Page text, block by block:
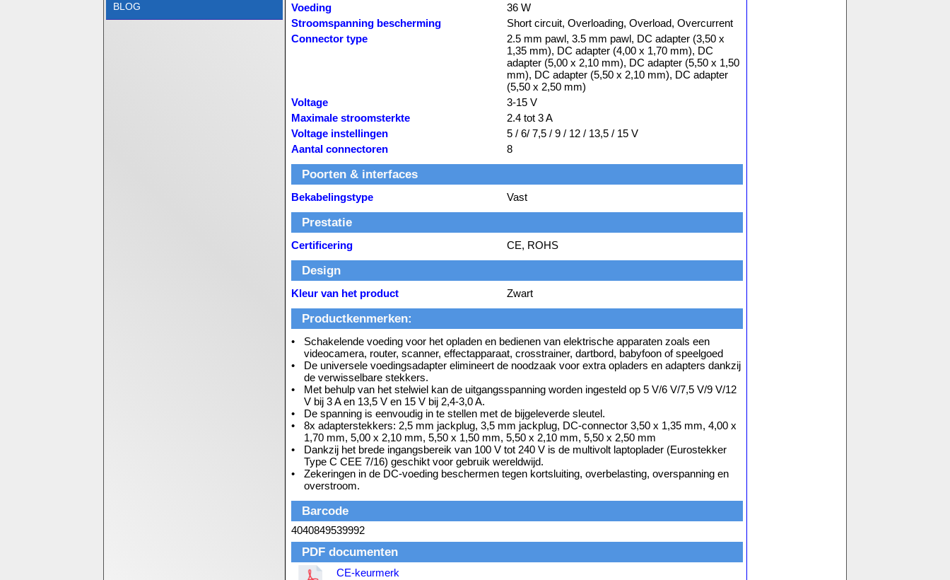
BLOG Voeding
36 W
Stroomspanning bescherming
Short circuit, Overloading, Overload, Overcurrent
Connector type
2.5 mm pawl, 3.5 mm pawl, DC adapter (3,50 x
1,35 mm), DC adapter (4,00 x 1,70 mm), DC
adapter (5,00 x 2,10 mm), DC adapter (5,50 x 1,50
mm), DC adapter (5,50 x 2,10 mm), DC adapter
(5,50 x 2,50 mm)
Voltage
3-15 V
Maximale stroomsterkte
2.4 tot 3 A
Voltage instellingen
5 / 6/ 7,5 / 9 / 12 / 13,5 / 15 V
Aantal connectoren
8
Poorten & interfaces
Bekabelingstype Vast
Prestatie
Certificering CE, ROHS
Design
Kleur van het product Zwart
Productkenmerken:
Schakelende voeding voor het opladen en bedienen van elektrische apparaten zoals een
videocamera, router, scanner, effectapparaat, crosstrainer, dartbord, babyfoon of speelgoed
De universele voedingsadapter elimineert de noodzaak voor extra opladers en adapters dankzij
de verwisselbare stekkers.
Met behulp van het stelwiel kan de uitgangsspanning worden ingesteld op 5 V/6 V/7,5 V/9 V/12
V bij 3 A en 13,5 V en 15 V bij 2,4-3,0 A.
De spanning is eenvoudig in te stellen met de bijgeleverde sleutel.
8x adapterstekkers: 2,5 mm jackplug, 3,5 mm jackplug, DC-connector 3,50 x 1,35 mm, 4,00 x
1,70 mm, 5,00 x 2,10 mm, 5,50 x 1,50 mm, 5,50 x 2,10 mm, 5,50 x 2,50 mm
Dankzij het brede ingangsbereik van 100 V tot 240 V is de multivolt laptoplader (Eurostekker
Type C CEE 7/16) geschikt voor gebruik wereldwijd.
Zekeringen in de DC-voeding beschermen tegen kortsluiting, overbelasting, overspanning en
overstroom.
Barcode
4040849539992
PDF documenten
CE-keurmerk